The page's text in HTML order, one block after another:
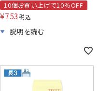
10個お買い上げで10％OFF
¥753税込